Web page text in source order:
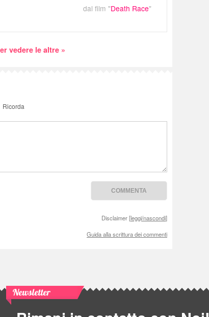
dal film "Death Race"
vedere le altre »
Ricorda
Disclaimer [leggi/nascondi]
Guida alla scrittura dei commenti
Newsletter